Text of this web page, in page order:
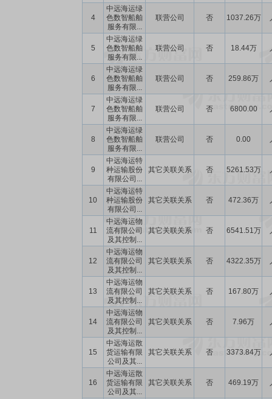
4
中远海运绿
色数智船舶
服务有限...
联营公司 否 1037.26万
5
中远海运绿
色数智船舶
服务有限...
联营公司 否 18.44万
6
中远海运绿
色数智船舶
服务有限...
联营公司 否 259.86万
7
中远海运绿
色数智船舶
服务有限...
联营公司 否 6800.00
8
中远海运绿
色数智船舶
服务有限...
联营公司 否 0.00
9
中远海运特
种运输股份
有限公司...
其它关联关系 否 5261.53万
10
中远海运特
种运输股份
有限公司...
其它关联关系 否 472.36万
11
中远海运物
流有限公司
及其控制...
其它关联关系 否 6541.51万
12
中远海运物
流有限公司
及其控制...
其它关联关系 否 4322.35万
13
中远海运物
流有限公司
及其控制...
其它关联关系 否 167.80万
14
中远海运物
流有限公司
及其控制...
其它关联关系 否 7.96万
15
中远海运散
货运输有限
公司及其...
其它关联关系 否 3373.84万
16
中远海运散
货运输有限
公司及其...
其它关联关系 否 469.19万